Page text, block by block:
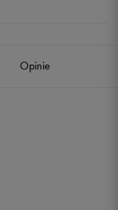
Opinie